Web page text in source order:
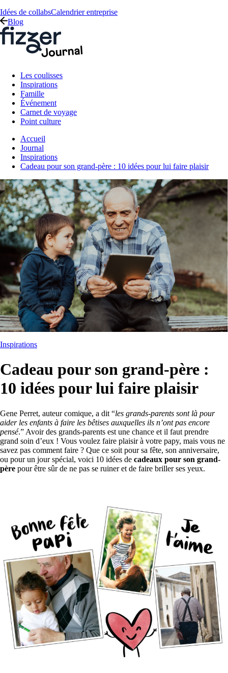
Idées de collabsCalendrier entreprise
Blog
Les coulisses
Inspirations
Famille
Événement
Carnet de voyage
Point culture
Accueil
Journal
Inspirations
Cadeau pour son grand-père : 10 idées pour lui faire plaisir
Inspirations
Cadeau pour son grand-père :
10 idées pour lui faire plaisir
Gene Perret, auteur comique, a dit “les grands-parents sont là pour
aider les enfants à faire les bêtises auxquelles ils n’ont pas encore
pensé.” Avoir des grands-parents est une chance et il faut prendre
grand soin d’eux ! Vous voulez faire plaisir à votre papy, mais vous ne
savez pas comment faire ? Que ce soit pour sa fête, son anniversaire,
ou pour un jour spécial, voici 10 idées de cadeaux pour son grand-
père pour être sûr de ne pas se ruiner et de faire briller ses yeux.